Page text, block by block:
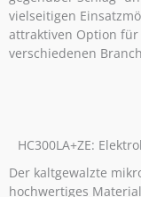
vielseitigen
attraktiven Option für
verschiedenen
HC300LA+ZE:
Der kaltgewalzte
hochwertiges